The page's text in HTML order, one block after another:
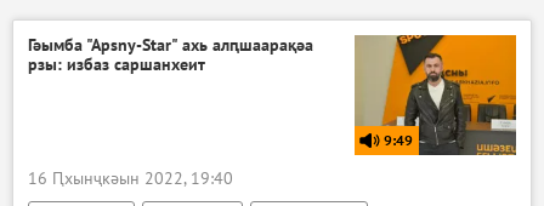
Гәымба "Аpsny-Star" ахь алԥшаарақәа
рзы: избаз саршанхеит
9:49
16 Ԥхынҷкәын 2022, 19:40